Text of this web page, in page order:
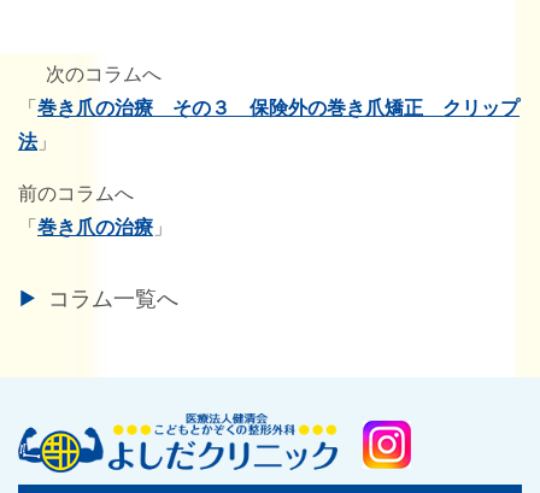
次のコラムへ
「巻き爪の治療 その３ 保険外の巻き爪矯正 クリップ
法」
前のコラムへ
「巻き爪の治療 」
コラム一覧へ